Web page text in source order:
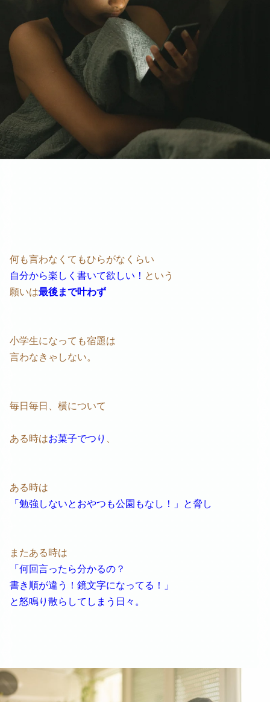
何も言わなくてもひらがなくらい
自分から楽しく書いて欲しい！ という
願いは最後まで叶わず
小学生になっても宿題は
言わなきゃしない。
毎日毎日、横について
ある時はお菓子でつり
ある時は
「勉強しないとおやつも公園もなし！」と脅し
またある時は
「何回言ったら分かるの？
書き順が違う！鏡文字になってる！」
と怒鳴り散らしてしまう日々。